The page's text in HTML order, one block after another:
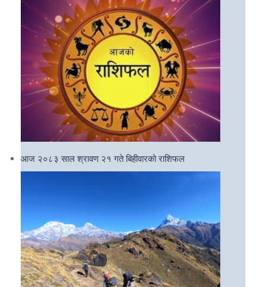
आज २०८३ साल श्रावण २१ गते बिहीवारको राशिफल